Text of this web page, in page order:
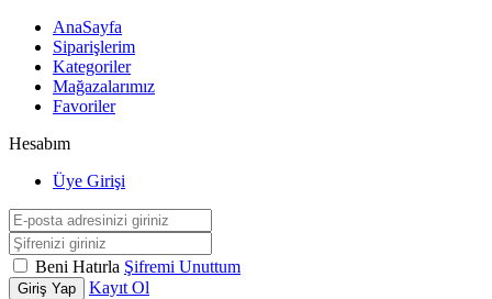
AnaSayfa
Siparişlerim
Kategoriler
Mağazalarımız
Favoriler
Hesabım
Üye Girişi
Beni Hatırla Şifremi Unuttum
Giriş Yap
Kayıt Ol